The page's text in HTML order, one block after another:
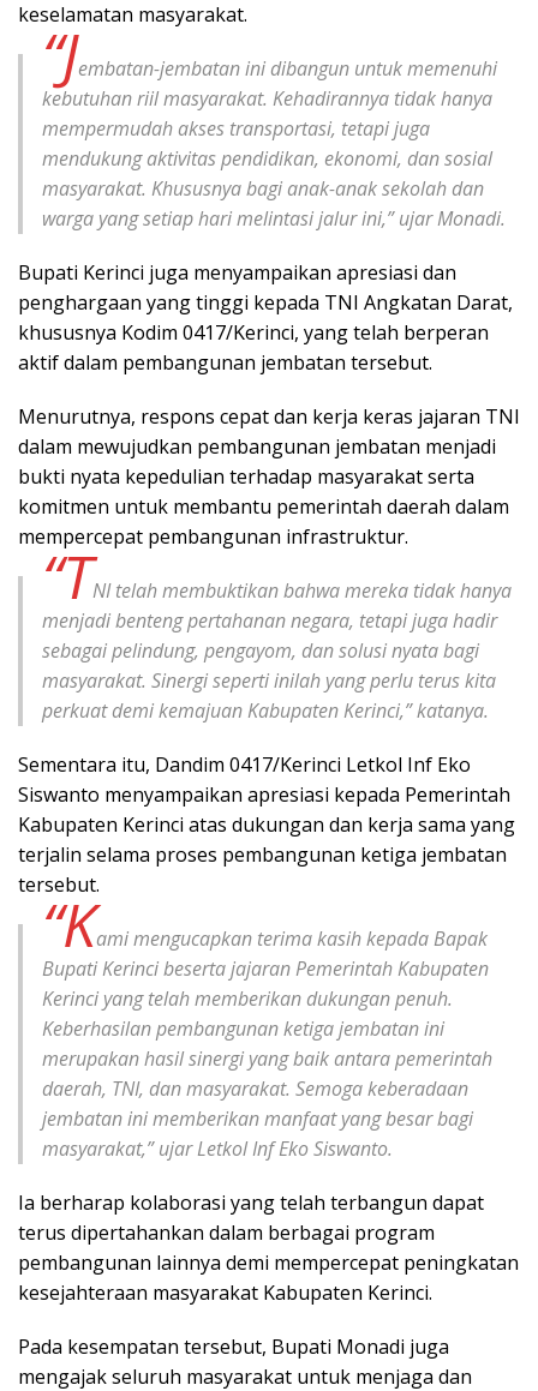
keselamatan masyarakat.
“Jembatan-jembatan ini dibangun untuk memenuhi
kebutuhan riil masyarakat. Kehadirannya tidak hanya
mempermudah akses transportasi, tetapi juga
mendukung aktivitas pendidikan, ekonomi, dan sosial
masyarakat. Khususnya bagi anak-anak sekolah dan
warga yang setiap hari melintasi jalur ini,” ujar Monadi.
Bupati Kerinci juga menyampaikan apresiasi dan
penghargaan yang tinggi kepada TNI Angkatan Darat,
khususnya Kodim 0417/Kerinci, yang telah berperan
aktif dalam pembangunan jembatan tersebut.
Menurutnya, respons cepat dan kerja keras jajaran TNI
dalam mewujudkan pembangunan jembatan menjadi
bukti nyata kepedulian terhadap masyarakat serta
komitmen untuk membantu pemerintah daerah dalam
mempercepat pembangunan infrastruktur.
“TNI telah membuktikan bahwa mereka tidak hanya
menjadi benteng pertahanan negara, tetapi juga hadir
sebagai pelindung, pengayom, dan solusi nyata bagi
masyarakat. Sinergi seperti inilah yang perlu terus kita
perkuat demi kemajuan Kabupaten Kerinci,” katanya.
Sementara itu, Dandim 0417/Kerinci Letkol Inf Eko
Siswanto menyampaikan apresiasi kepada Pemerintah
Kabupaten Kerinci atas dukungan dan kerja sama yang
terjalin selama proses pembangunan ketiga jembatan
tersebut.
“Kami mengucapkan terima kasih kepada Bapak
Bupati Kerinci beserta jajaran Pemerintah Kabupaten
Kerinci yang telah memberikan dukungan penuh.
Keberhasilan pembangunan ketiga jembatan ini
merupakan hasil sinergi yang baik antara pemerintah
daerah, TNI, dan masyarakat. Semoga keberadaan
jembatan ini memberikan manfaat yang besar bagi
masyarakat,” ujar Letkol Inf Eko Siswanto.
Ia berharap kolaborasi yang telah terbangun dapat
terus dipertahankan dalam berbagai program
pembangunan lainnya demi mempercepat peningkatan
kesejahteraan masyarakat Kabupaten Kerinci.
Pada kesempatan tersebut, Bupati Monadi juga
mengajak seluruh masyarakat untuk menjaga dan